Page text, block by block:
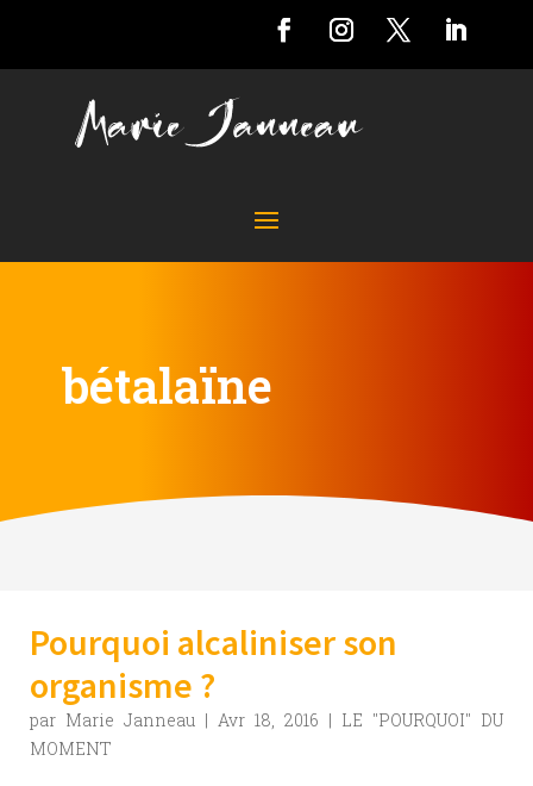
bétalaïne
Pourquoi alcaliniser son
organisme ?
par Marie Janneau | Avr 18, 2016 | LE "POURQUOI" DU
MOMENT